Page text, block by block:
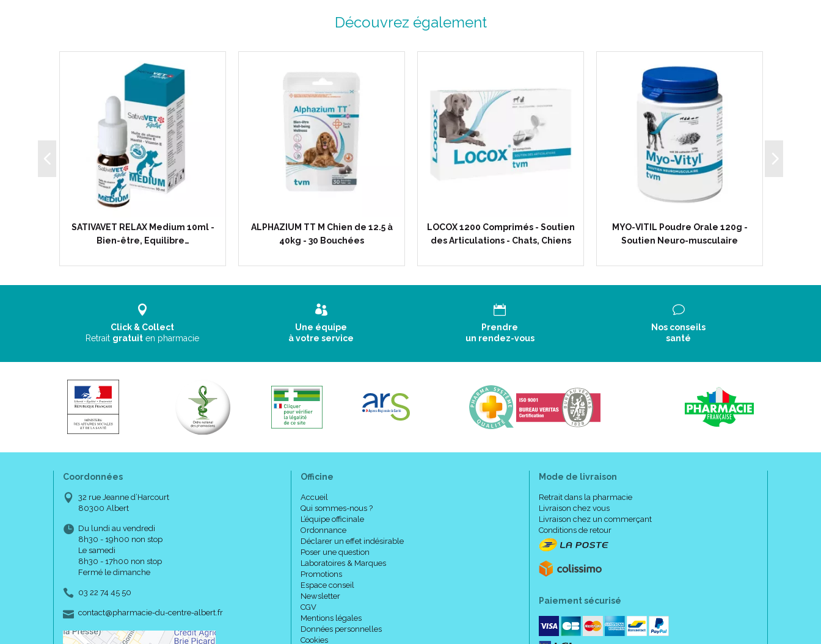
Découvrez également
SATIVAVET RELAX Medium 10ml -
Bien-être, Equilibre…
ALPHAZIUM TT M Chien de 12.5 à
40kg - 30 Bouchées
LOCOX 1200 Comprimés - Soutien
des Articulations - Chats, Chiens
MYO-VITIL Poudre Orale 120g -
Soutien Neuro-musculaire
Click & Collect
Retrait gratuit en pharmacie
Une équipe
à votre service
Prendre
un rendez-vous
Nos conseils
santé
Coordonnées
32 rue Jeanne d’Harcourt
80300 Albert
Du lundi au vendredi
8h30 - 19h00 non stop
Le samedi
8h30 - 17h00 non stop
Fermé le dimanche
03 22 74 45 50
contact-
@-
pharmacie-du-centre-albert.fr
Officine
Accueil
Qui sommes-nous ?
L’équipe officinale
Ordonnance
Déclarer un effet indésirable
Poser une question
Laboratoires & Marques
Promotions
Espace conseil
Newsletter
CGV
Mentions légales
Données personnelles
Cookies
Mode de livraison
Retrait dans la pharmacie
Livraison chez vous
Livraison chez un commerçant
Conditions de retour
Paiement sécurisé